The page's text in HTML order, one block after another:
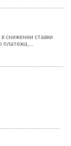
снижении ставки
платежа,...